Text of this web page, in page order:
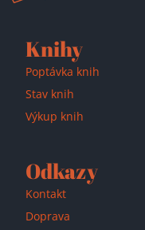
Knihy
Poptávka knih
Stav knih
Výkup knih
Odkazy
Kontakt
Doprava